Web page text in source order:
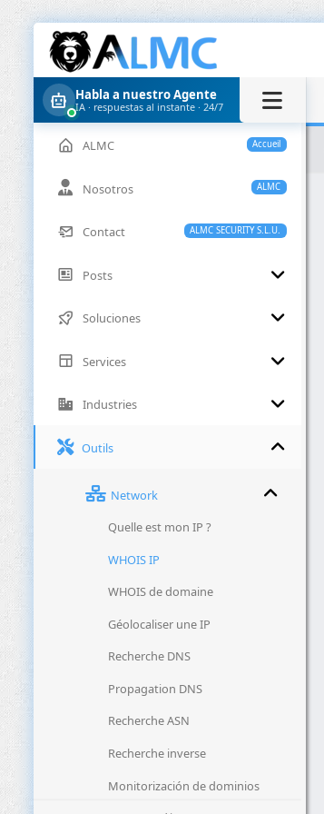
Habla a nuestro Agente
IA · respuestas al instante · 24/7
Accueil
ALMC
ALMC
Nosotros
ALMC SECURITY S.L.U.
Contact
Posts
Soluciones
Services
Industries
Outils
Network
Quelle est mon IP ?
WHOIS IP
WHOIS de domaine
Géolocaliser une IP
Recherche DNS
Propagation DNS
Recherche ASN
Recherche inverse
Monitorización de dominios